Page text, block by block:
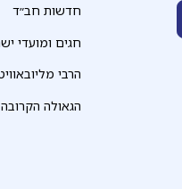
חדשות חב״ד
חגים ומועדי
הרבי
הגאולה הקרובה